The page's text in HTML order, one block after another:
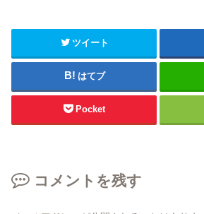
ツイート
はてブ
Pocket
コメントを残す